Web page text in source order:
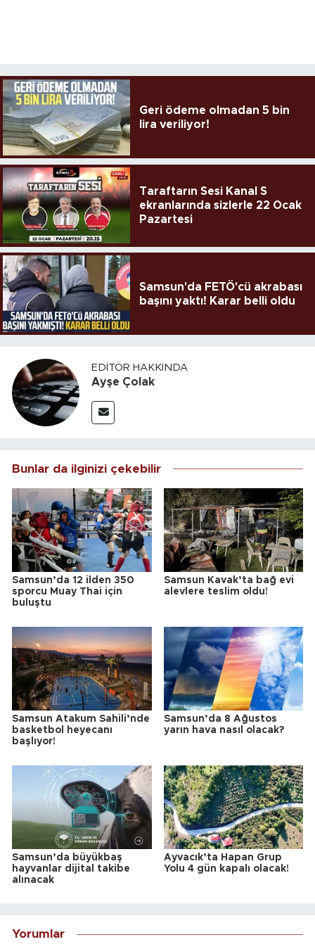
Geri ödeme olmadan 5 bin
lira veriliyor!
Taraftarın Sesi Kanal S
ekranlarında sizlerle 22 Ocak
Pazartesi
Samsun'da FETÖ'cü akrabası
başını yaktı! Karar belli oldu
EDITÖR HAKKINDA
Ayşe Çolak
Bunlar da ilginizi çekebilir
Samsun’da 12 ilden 350
sporcu Muay Thai için
buluştu
Samsun Kavak’ta bağ evi
alevlere teslim oldu!
Samsun Atakum Sahili’nde
basketbol heyecanı
başlıyor!
Samsun’da 8 Ağustos
yarın hava nasıl olacak?
Samsun’da büyükbaş
hayvanlar dijital takibe
alınacak
Ayvacık’ta Hapan Grup
Yolu 4 gün kapalı olacak!
Yorumlar